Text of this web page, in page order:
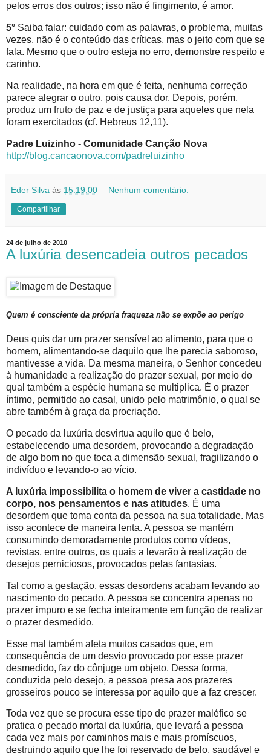
pelos erros dos outros; isso não é fingimento, é amor.
5° Saiba falar: cuidado com as palavras, o problema, muitas
vezes, não é o conteúdo das críticas, mas o jeito com que se
fala. Mesmo que o outro esteja no erro, demonstre respeito e
carinho.
Na realidade, na hora em que é feita, nenhuma correção
parece alegrar o outro, pois causa dor. Depois, porém,
produz um fruto de paz e de justiça para aqueles que nela
foram exercitados (cf. Hebreus 12,11).
Padre Luizinho - Comunidade Canção Nova
http://blog.cancaonova.com/padreluizinho
Eder Silva às 15:19:00 Nenhum comentário:
Compartilhar
24 de julho de 2010
A luxúria desencadeia outros pecados
Quem é consciente da própria fraqueza não se expõe ao perigo
Deus quis dar um prazer sensível ao alimento, para que o
homem, alimentando-se daquilo que lhe parecia saboroso,
mantivesse a vida. Da mesma maneira, o Senhor concedeu
à humanidade a realização do prazer sexual, por meio do
qual também a espécie humana se multiplica. É o prazer
íntimo, permitido ao casal, unido pelo matrimônio, o qual se
abre também à graça da procriação.
O pecado da luxúria desvirtua aquilo que é belo,
estabelecendo uma desordem, provocando a degradação
de algo bom no que toca a dimensão sexual, fragilizando o
indivíduo e levando-o ao vício.
A luxúria impossibilita o homem de viver a castidade no
corpo, nos pensamentos e nas atitudes. É uma
desordem que toma conta da pessoa na sua totalidade. Mas
isso acontece de maneira lenta. A pessoa se mantém
consumindo demoradamente produtos como vídeos,
revistas, entre outros, os quais a levarão à realização de
desejos perniciosos, provocados pelas fantasias.
Tal como a gestação, essas desordens acabam levando ao
nascimento do pecado. A pessoa se concentra apenas no
prazer impuro e se fecha inteiramente em função de realizar
o prazer desmedido.
Esse mal também afeta muitos casados que, em
consequência de um desvio provocado por esse prazer
desmedido, faz do cônjuge um objeto. Dessa forma,
conduzida pelo desejo, a pessoa presa aos prazeres
grosseiros pouco se interessa por aquilo que a faz crescer.
Toda vez que se procura esse tipo de prazer maléfico se
pratica o pecado mortal da luxúria, que levará a pessoa
cada vez mais por caminhos mais e mais promíscuos,
destruindo aquilo que lhe foi reservado de belo, saudável e